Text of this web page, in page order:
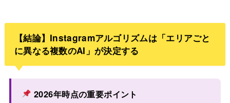
【結論】Instagramアルゴリズムは「エリアごと
に異なる複数のAI」が決定する
2026年時点の重要ポイント